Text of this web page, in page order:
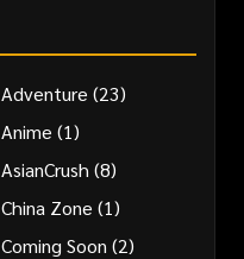
Adventure (23)
Anime (1)
AsianCrush (8)
China Zone (1)
Coming Soon (2)